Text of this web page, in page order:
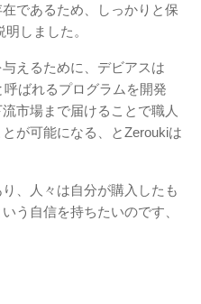
であるため、しっかりと保
しました。
えるために、デビアスは
ばれるプログラムを開発
市場まで届けることで職人
が可能になる、とZeroukiは
、人々は自分が購入したも
う自信を持ちたいのです、